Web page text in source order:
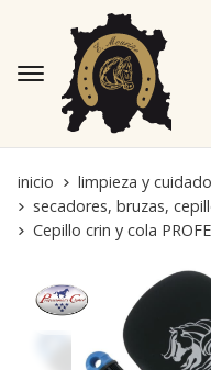
inicio
limpieza y
secadores, bruzas,